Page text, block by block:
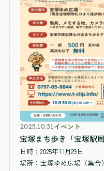
2025.10.31イベント
宝塚まち歩き「宝塚駅
日時：2025年11月29日
場所： 宝塚ゆめ広場（集合）